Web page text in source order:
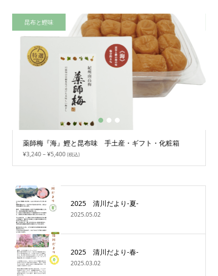
薬師梅『海』鰹と昆布味 手土産・ギフト・化粧箱
¥3,240–¥5,400 (税込)
昆布と鰹味
1 2 3
2025 清川だより-夏-
2025.05.02
2025 清川だより-春-
2025.03.02